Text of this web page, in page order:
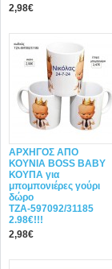
2,98€
ΑΡΧΗΓΟΣ ΑΠΟ
ΚΟΥΝΙΑ BOSS BABY
ΚΟΥΠΑ για
μπομπονιέρες γούρι
δώρο
ΤΖΑ-597092/31185
2.98€!!!
2,98€